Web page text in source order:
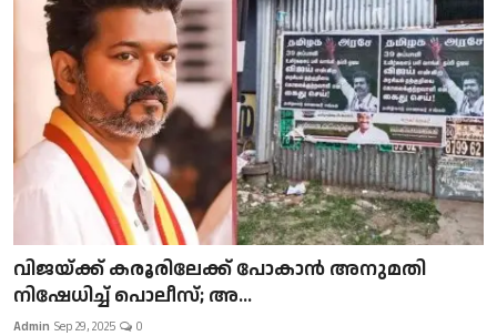
വിജയ്ക്ക് കരൂരിലേക്ക് പോകാൻ അനുമതി
നിഷേധിച്ച് പൊലീസ്; അ...
Admin Sep 29, 2025 0